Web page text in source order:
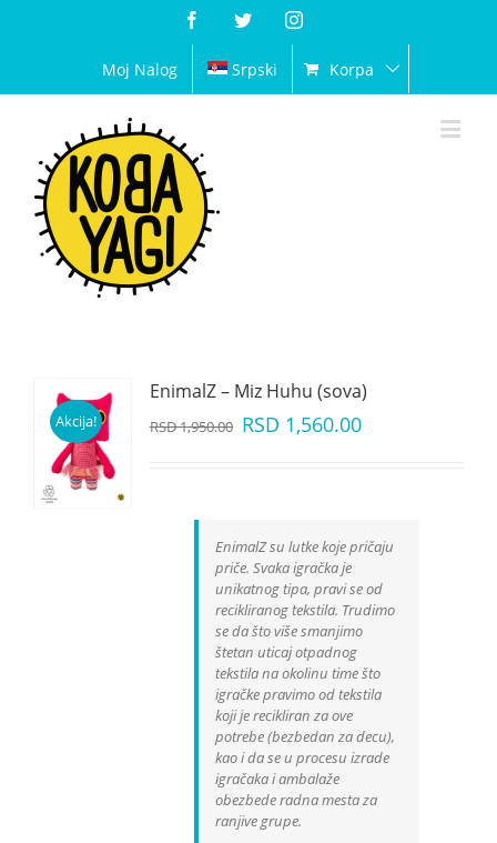
FacebookTwitterInstagram
Moj Nalog Srpski Korpa
Akcija!
EnimalZ – Miz Huhu (sova)
RSD1,950.00 RSD 1,560.00
EnimalZ su lutke koje pričaju
priče. Svaka igračka je
unikatnog tipa, pravi se od
recikliranog tekstila. Trudimo
se da što više smanjimo
štetan uticaj otpadnog
tekstila na okolinu time što
igračke pravimo od tekstila
koji je recikliran za ove
potrebe (bezbedan za decu),
kao i da se u procesu izrade
igračaka i ambalaže
obezbede radna mesta za
ranjive grupe.